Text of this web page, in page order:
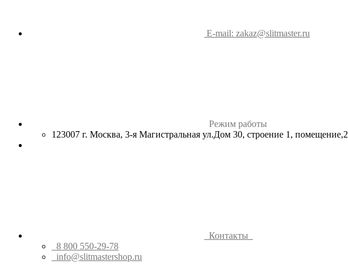
E-mail: zakaz@slitmaster.ru
Режим работы
123007 г. Москва, 3-я Магистральная ул.Дом 30, строение 1, помещение,2
Контакты
8 800 550-29-78
info@slitmastershop.ru